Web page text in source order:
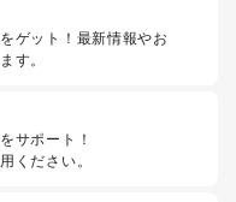
ゲット！最新情報やお
す。
サポート！
ください。